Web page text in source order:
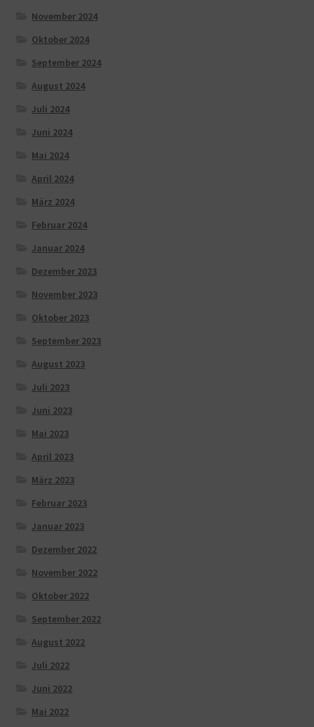
November 2024
Oktober 2024
September 2024
August 2024
Juli 2024
Juni 2024
Mai 2024
April 2024
März 2024
Februar 2024
Januar 2024
Dezember 2023
November 2023
Oktober 2023
September 2023
August 2023
Juli 2023
Juni 2023
Mai 2023
April 2023
März 2023
Februar 2023
Januar 2023
Dezember 2022
November 2022
Oktober 2022
September 2022
August 2022
Juli 2022
Juni 2022
Mai 2022